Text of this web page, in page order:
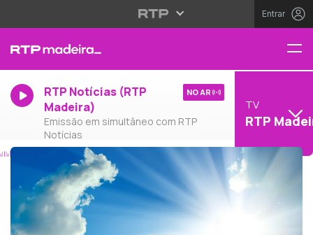
Entrar
RTP Notícias (RTP
Madeira)
Emissão em simultâneo com RTP
Notícias
NO AR
TV
RTP